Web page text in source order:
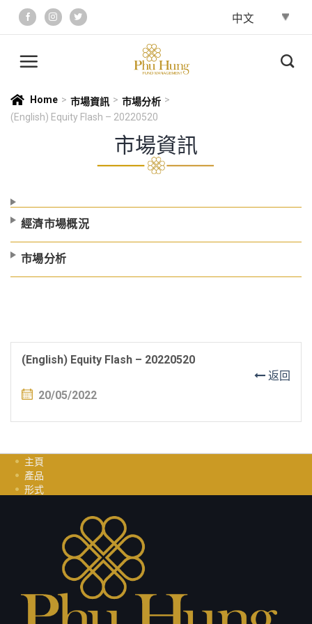
content
Home > 市場資訊 > 市場分析 >
(English) Equity Flash – 20220520
市場資訊
經濟市場概況
市場分析
(English) Equity Flash – 20220520
返回
20/05/2022
主頁
產品
形式
隱私政策